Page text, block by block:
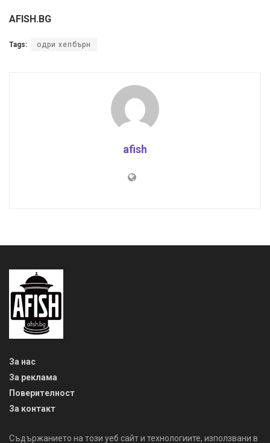
AFISH.BG
Tags: одри хепбърн
afish
За нас
За реклама
Поверителност
За контакт
Съдържанието на този уеб сайт и технологиите, използвани в